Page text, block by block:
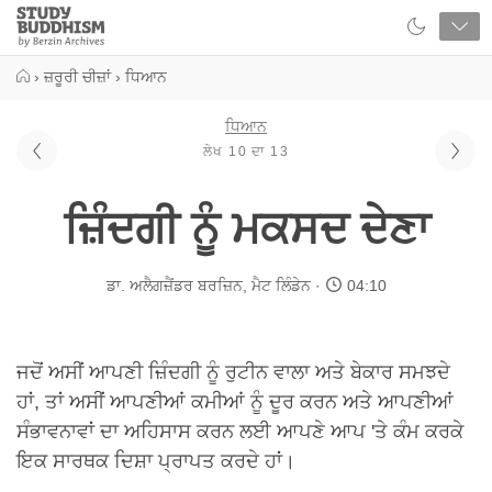
Close
Study
Buddhism
› ਜ਼ਰੂਰੀ ਚੀਜ਼ਾਂ › ਧਿਆਨ
ਧਿਆਨ
ਲੇਖ 10 ਦਾ 13
ਜ਼ਿੰਦਗੀ ਨੂੰ ਮਕਸਦ ਦੇਣਾ
ਡਾ. ਅਲੈਗਜ਼ੈਂਡਰ ਬਰਜ਼ਿਨ, ਮੈਟ ਲਿੰਡੇਨ 04:10
ਜਦੋਂ ਅਸੀਂ ਆਪਣੀ ਜ਼ਿੰਦਗੀ ਨੂੰ ਰੁਟੀਨ ਵਾਲਾ ਅਤੇ ਬੇਕਾਰ ਸਮਝਦੇ
ਹਾਂ, ਤਾਂ ਅਸੀਂ ਆਪਣੀਆਂ ਕਮੀਆਂ ਨੂੰ ਦੂਰ ਕਰਨ ਅਤੇ ਆਪਣੀਆਂ
ਸੰਭਾਵਨਾਵਾਂ ਦਾ ਅਹਿਸਾਸ ਕਰਨ ਲਈ ਆਪਣੇ ਆਪ 'ਤੇ ਕੰਮ ਕਰਕੇ
ਇਕ ਸਾਰਥਕ ਦਿਸ਼ਾ ਪ੍ਰਾਪਤ ਕਰਦੇ ਹਾਂ।